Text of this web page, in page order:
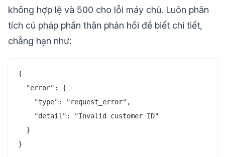
không hợp lệ và 500 cho lỗi máy chủ. Luôn phân
tích cú pháp phần thân phản hồi để biết chi tiết,
chẳng hạn như:
{
  "error": {
    "type": "request_error",
    "detail": "Invalid customer ID"
  }